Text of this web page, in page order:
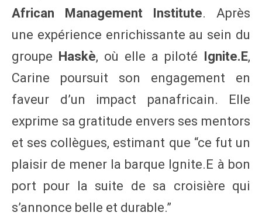
African Management Institute. Après
une expérience enrichissante au sein du
groupe Haskè, où elle a piloté Ignite.E,
Carine poursuit son engagement en
faveur d’un impact panafricain. Elle
exprime sa gratitude envers ses mentors
et ses collègues, estimant que “ce fut un
plaisir de mener la barque Ignite.E à bon
port pour la suite de sa croisière qui
s’annonce belle et durable.”